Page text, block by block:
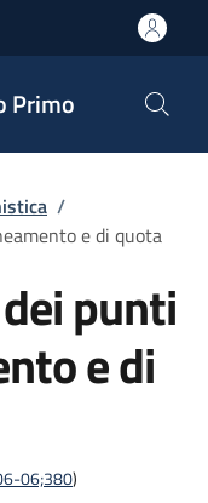
Primo
/
e di quota
punti
e di
06;380)